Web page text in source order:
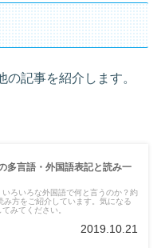
の記事を紹介します。
多言語・外国語表記と読み一
いろいろな外国語で何と言うのか？約
み方をご紹介しています。気になる
みてください。
2019.10.21